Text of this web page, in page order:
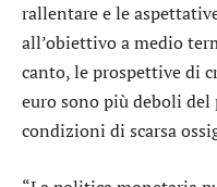
rallentare e le
all’obiettivo a medio
canto, le prospettive di
euro sono più deboli
condizioni di scarsa